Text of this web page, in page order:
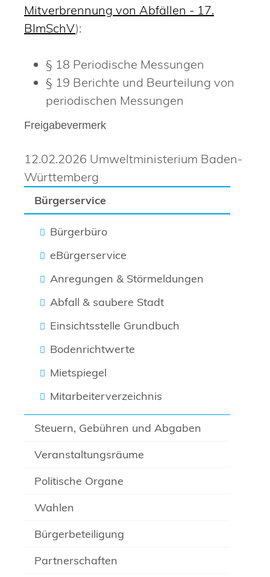
Bürgerservice
Bürgerbüro
eBürgerservice
Anregungen & Störmeldungen
Abfall & saubere Stadt
Einsichtsstelle Grundbuch
Bodenrichtwerte
Mietspiegel
Mitarbeiterverzeichnis
Steuern, Gebühren und Abgaben
Veranstaltungsräume
Politische Organe
Wahlen
Bürgerbeteiligung
Partnerschaften
Mitverbrennung von Abfällen - 17.
BImSchV):
§ 18 Periodische Messungen
§ 19 Berichte und Beurteilung von
periodischen Messungen
Freigabevermerk
12.02.2026 Umweltministerium Baden-
Württemberg